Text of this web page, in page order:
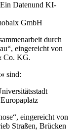
Datenund KI-
GmbH
durch
“, eingereicht von
Co. KG.
sind:
“, eingereicht von
Straßen, Brücken